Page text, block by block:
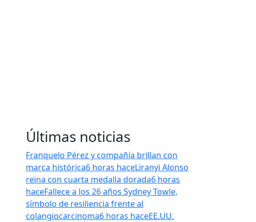
Últimas noticias
Franquelo Pérez y compañía brillan con
marca histórica6 horas haceLiranyi Alonso
reina con cuarta medalla dorada6 horas
haceFallece a los 26 años Sydney Towle,
símbolo de resiliencia frente al
colangiocarcinoma6 horas haceEE.UU.